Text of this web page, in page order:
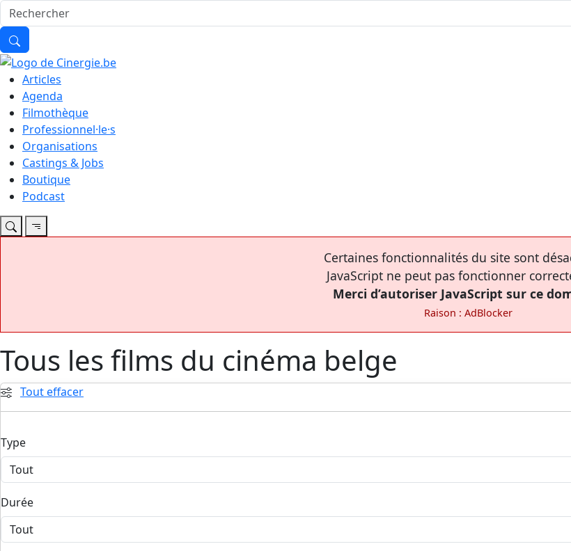
Articles
Agenda
Filmothèque
Professionnel·le·s
Organisations
Castings & Jobs
Boutique
Podcast
Certaines fonctionnalités du site sont
JavaScript ne peut pas fonctionner
Merci d’autoriser JavaScript sur ce
Raison : AdBlocker
Tous les films du cinéma belge
Tout effacer
Type
Durée